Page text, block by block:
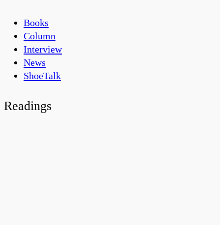
Books
Column
Interview
News
ShoeTalk
Readings